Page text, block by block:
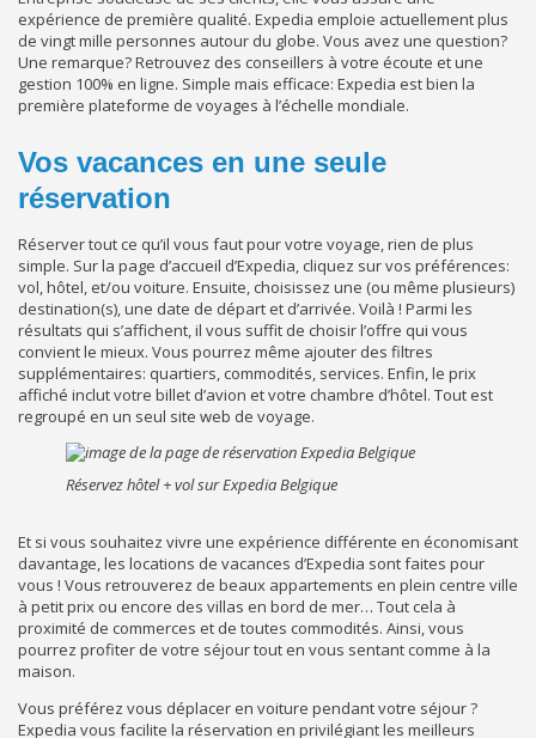
expérience de première qualité. Expedia emploie actuellement plus
de vingt mille personnes autour du globe. Vous avez une question?
Une remarque? Retrouvez des conseillers à votre écoute et une
gestion 100% en ligne. Simple mais efficace: Expedia est bien la
première plateforme de voyages à l’échelle mondiale.
Vos vacances en une seule
réservation
Réserver tout ce qu’il vous faut pour votre voyage, rien de plus
simple. Sur la page d’accueil d’Expedia, cliquez sur vos préférences:
vol, hôtel, et/ou voiture. Ensuite, choisissez une (ou même plusieurs)
destination(s), une date de départ et d’arrivée. Voilà ! Parmi les
résultats qui s’affichent, il vous suffit de choisir l’offre qui vous
convient le mieux. Vous pourrez même ajouter des filtres
supplémentaires: quartiers, commodités, services. Enfin, le prix
affiché inclut votre billet d’avion et votre chambre d’hôtel. Tout est
regroupé en un seul site web de voyage.
Réservez hôtel + vol sur Expedia Belgique
Et si vous souhaitez vivre une expérience différente en économisant
davantage, les locations de vacances d’Expedia sont faites pour
vous ! Vous retrouverez de beaux appartements en plein centre ville
à petit prix ou encore des villas en bord de mer… Tout cela à
proximité de commerces et de toutes commodités. Ainsi, vous
pourrez profiter de votre séjour tout en vous sentant comme à la
maison.
Vous préférez vous déplacer en voiture pendant votre séjour ?
Expedia vous facilite la réservation en privilégiant les meilleurs